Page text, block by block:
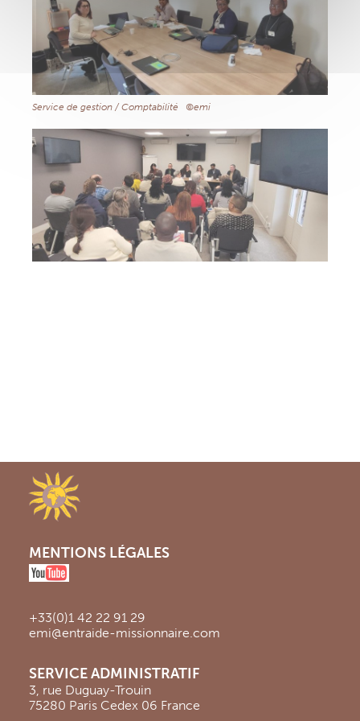
Service de gestion / Comptabilité ©emi
MENTIONS LÉGALES
+33(0)1 42 22 91 29
emi@entraide-missionnaire.com
SERVICE ADMINISTRATIF
3, rue Duguay-Trouin
75280 Paris Cedex 06 France